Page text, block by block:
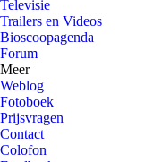
Televisie
Trailers en Videos
Bioscoopagenda
Forum
Meer
Weblog
Fotoboek
Prijsvragen
Contact
Colofon